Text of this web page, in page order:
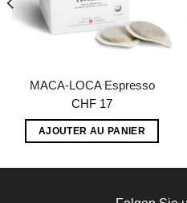
être
choisies
page
du
produit
MACA-LOCA Espresso
CHF 17
AJOUTER AU PANIER